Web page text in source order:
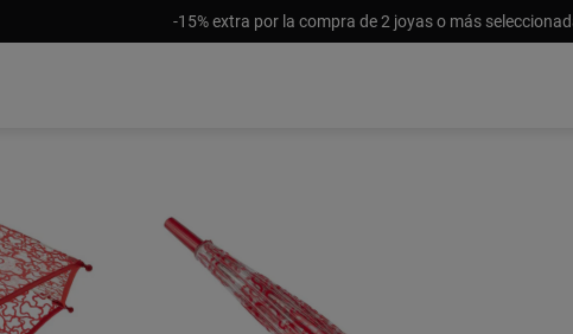
-15% extra por la compra de 2 joyas o más